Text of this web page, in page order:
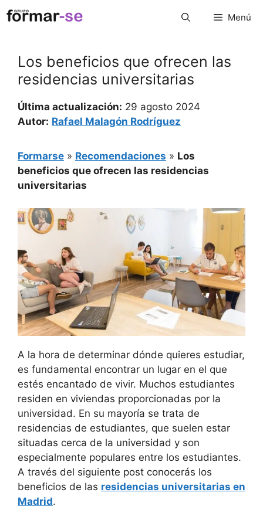
Saltar
al
Menú
Los beneficios que ofrecen las
residencias universitarias
Última actualización: 29 agosto 2024
Autor: Rafael Malagón Rodríguez
Formarse » Recomendaciones » Los
beneficios que ofrecen las residencias
universitarias
A la hora de determinar dónde quieres estudiar,
es fundamental encontrar un lugar en el que
estés encantado de vivir. Muchos estudiantes
residen en viviendas proporcionadas por la
universidad. En su mayoría se trata de
residencias de estudiantes, que suelen estar
situadas cerca de la universidad y son
especialmente populares entre los estudiantes.
A través del siguiente post conocerás los
beneficios de las residencias universitarias en
Madrid.